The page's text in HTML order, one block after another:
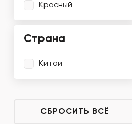
Красный
Страна
Китай
СБРОСИТЬ ВСЁ